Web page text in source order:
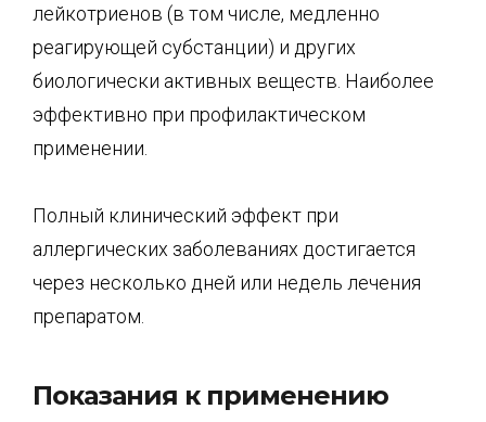
лейкотриенов (в том числе, медленно
реагирующей субстанции) и других
биологически активных веществ. Наиболее
эффективно при профилактическом
применении.
Полный клинический эффект при
аллергических заболеваниях достигается
через несколько дней или недель лечения
препаратом.
Показания к применению